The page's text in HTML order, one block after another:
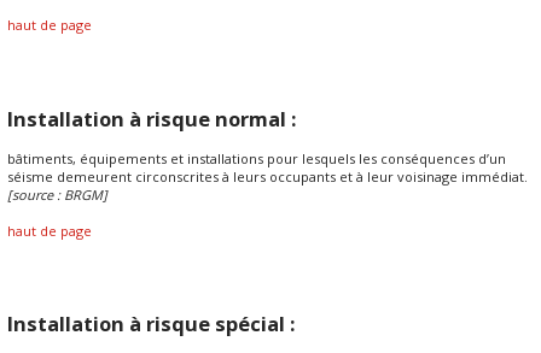
haut de page
Installation à risque normal :
bâtiments, équipements et installations pour lesquels les conséquences d’un
séisme demeurent circonscrites à leurs occupants et à leur voisinage immédiat.
[source : BRGM]
haut de page
Installation à risque spécial :